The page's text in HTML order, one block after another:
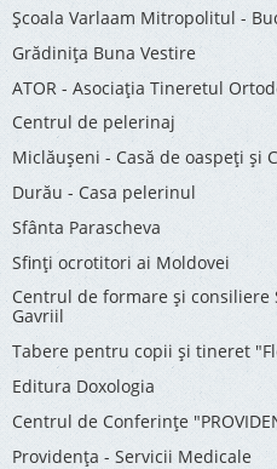
Şcoala Varlaam Mitropolitul -
Grădinița Buna Vestire
ATOR - Asociaţia Tineretul
Centrul de pelerinaj
Miclăușeni - Casă de oaspeţi şi
Durău - Casa pelerinul
Sfânta Parascheva
Sfinți ocrotitori ai Moldovei
Centrul de formare și
Gavriil
Tabere pentru copii şi tineret
Editura Doxologia
Centrul de Conferinţe
Providenţa - Servicii Medicale